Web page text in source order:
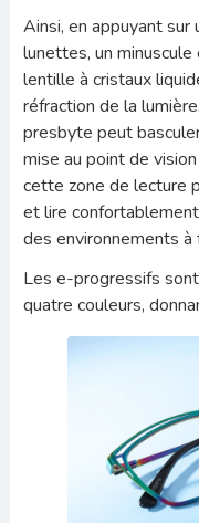
Ainsi, en appuyant sur
lunettes, un
lentille à cristaux
réfraction de la
presbyte peut
mise au point de
cette zone de lecture
et lire
des environnements
Les e-progressifs
quatre couleurs,